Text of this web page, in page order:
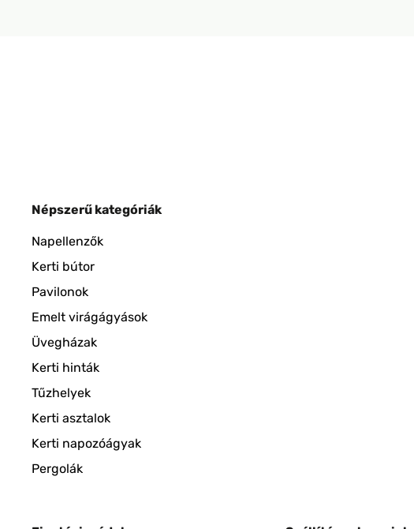
Népszerű kategóriák
Napellenzők
Kerti bútor
Pavilonok
Emelt virágágyások
Üvegházak
Kerti hinták
Tűzhelyek
Kerti asztalok
Kerti napozóágyak
Pergolák